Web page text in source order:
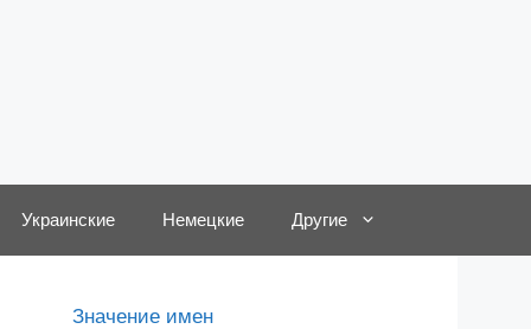
Украинские Немецкие Другие
Значение имен